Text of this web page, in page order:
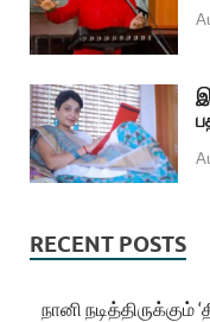
RECENT POSTS
நானி